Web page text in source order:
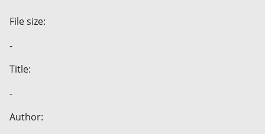
File size:
-
Title:
-
Author: